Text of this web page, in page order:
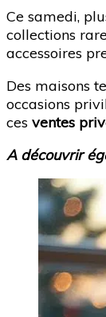
Ce samedi,
collections
accessoires
Des maisons
occasions
ces ventes
A découvrir